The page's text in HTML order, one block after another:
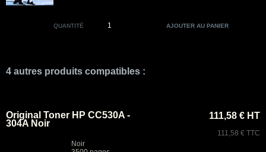
QUANTITÉ
4 autres produits compatibles :
Original Toner HP CC530A -
304A Noir
Noir
111,58 € HT
111,58 € TTC